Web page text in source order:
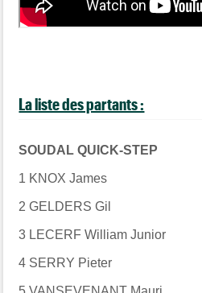
La liste des partants :
SOUDAL QUICK-STEP
1 KNOX James
2 GELDERS Gil
3 LECERF William Junior
4 SERRY Pieter